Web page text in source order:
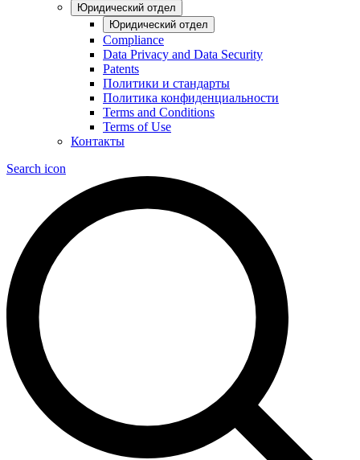
Юридический отдел
Юридический отдел
Compliance
Data Privacy and Data Security
Patents
Политики и стандарты
Политика конфиденциальности
Terms and Conditions
Terms of Use
Контакты
Search icon